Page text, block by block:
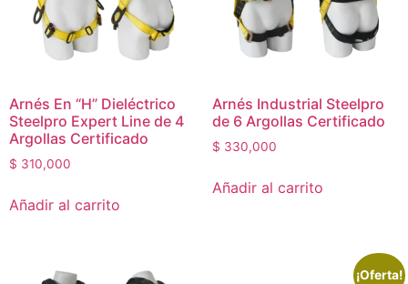
Arnés En “H” Dieléctrico
Steelpro Expert Line de 4
Argollas Certificado
$ 310,000
Añadir al carrito
Arnés Industrial Steelpro
de 6 Argollas Certificado
$ 330,000
Añadir al carrito
¡Oferta!